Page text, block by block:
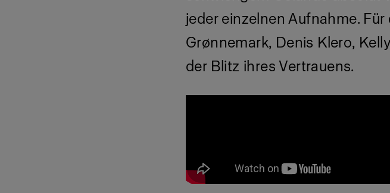
jeder einzelnen Aufnahme.
Grønnemark, Denis Klero,
der Blitz ihres Vertrauens.